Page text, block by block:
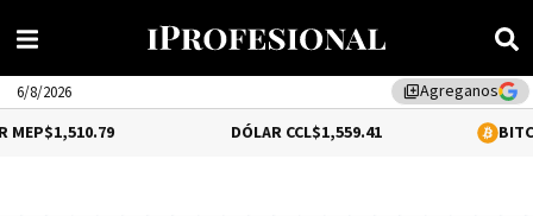
library_addAgreganos
6/8/2026
$1,559.41 0.2%